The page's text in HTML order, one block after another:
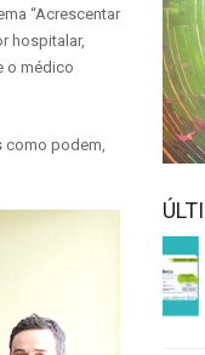
“Acrescentar
hospitalar,
o médico
como podem,